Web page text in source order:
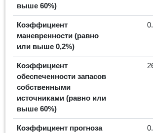
выше 60%)
Коэффициент
маневренности (равно
или выше 0,2%)
Коэффициент
обеспеченности запасов
собственными
источниками (равно или
выше 60%)
Коэффициент прогноза